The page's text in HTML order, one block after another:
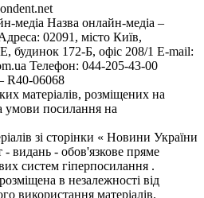
медіа Назва онлайн-медіа –
02091, місто Київ,
172-Б, офіс 208/1 E-mail:
Телефон: 044-205-43-00
R40-06068
матеріалів, розміщених на
умови посилання на
зі сторінки « Новини України
- видань - обов'язкове пряме
систем гіперпосилання .
в незалежності від
використання матеріалів.